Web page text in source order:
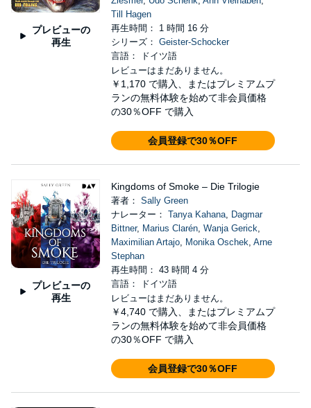
プレビューの
再生
Till Hagen
再生時間： 1 時間 16 分
シリーズ： Geister-Schocker
言語： ドイツ語
レビューはまだありません。
￥1,170 で購入、またはプレミアムプ
ランの無料体験を始めて非会員価格
の30％OFF で購入
会員登録で30％OFF
プレビューの
再生
Kingdoms of Smoke – Die Trilogie
著者： Sally Green
ナレーター： Tanya Kahana, Dagmar
Bittner, Marius Clarén, Wanja Gerick,
Maximilian Artajo, Monika Oschek, Arne
Stephan
再生時間： 43 時間 4 分
言語： ドイツ語
レビューはまだありません。
￥4,740 で購入、またはプレミアムプ
ランの無料体験を始めて非会員価格
の30％OFF で購入
会員登録で30％OFF